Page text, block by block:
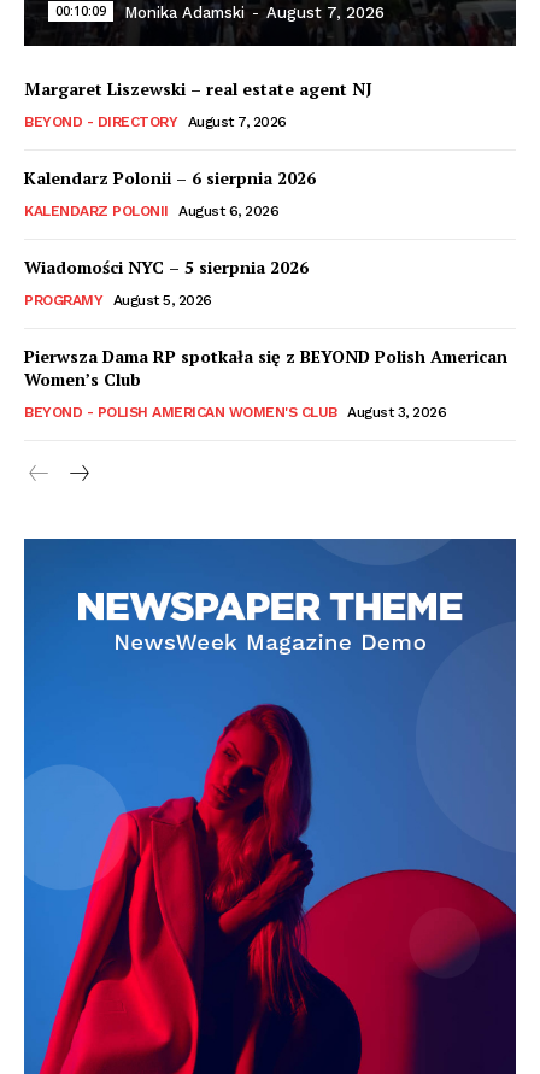
00:10:09 Monika Adamski - August 7, 2026
Margaret Liszewski – real estate agent NJ
BEYOND - DIRECTORY August 7, 2026
Kalendarz Polonii – 6 sierpnia 2026
KALENDARZ POLONII August 6, 2026
Wiadomości NYC – 5 sierpnia 2026
PROGRAMY August 5, 2026
Pierwsza Dama RP spotkała się z BEYOND Polish American
Women’s Club
BEYOND - POLISH AMERICAN WOMEN'S CLUB August 3, 2026